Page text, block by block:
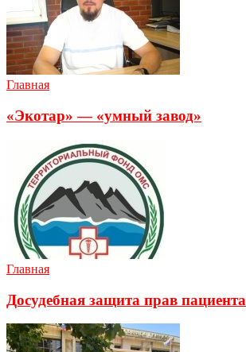
Главная
«Экотар» — «умный завод»
Главная
Досудебная защита прав пациента